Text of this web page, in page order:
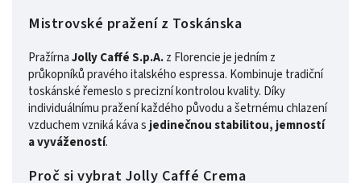
Mistrovské pražení z Toskánska
PražírnaJolly Caffé S.p.A.z Florencie je jedním z
průkopníků pravého italského espressa. Kombinuje tradiční
toskánské řemeslo s precizní kontrolou kvality. Díky
individuálnímu pražení každého původu a šetrnému chlazení
vzduchem vzniká káva s jedinečnou stabilitou, jemností
a vyvážeností.
Proč si vybrat Jolly Caffé Crema